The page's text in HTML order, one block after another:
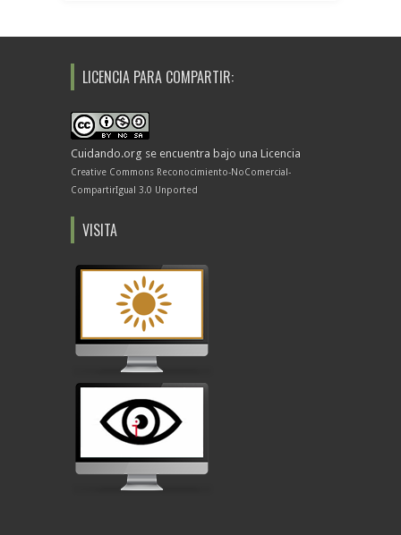
LICENCIA PARA COMPARTIR:
Cuidando.org se encuentra bajo una Licencia
Creative Commons Reconocimiento-NoComercial-
CompartirIgual 3.0 Unported
VISITA